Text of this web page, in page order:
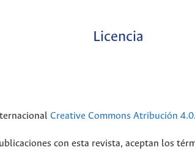
Licencia
Creative Commons Atribución 4.0.
con esta revista, aceptan los